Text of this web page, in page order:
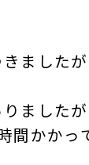
ました
りました
間かかっ